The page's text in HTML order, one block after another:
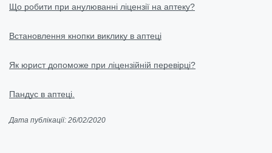
Що робити при анулюванні ліцензії на аптеку?
Встановлення кнопки виклику в аптеці
Як юрист допоможе при ліцензійній перевірці?
Пандус в аптеці.
Дата публікації: 26/02/2020